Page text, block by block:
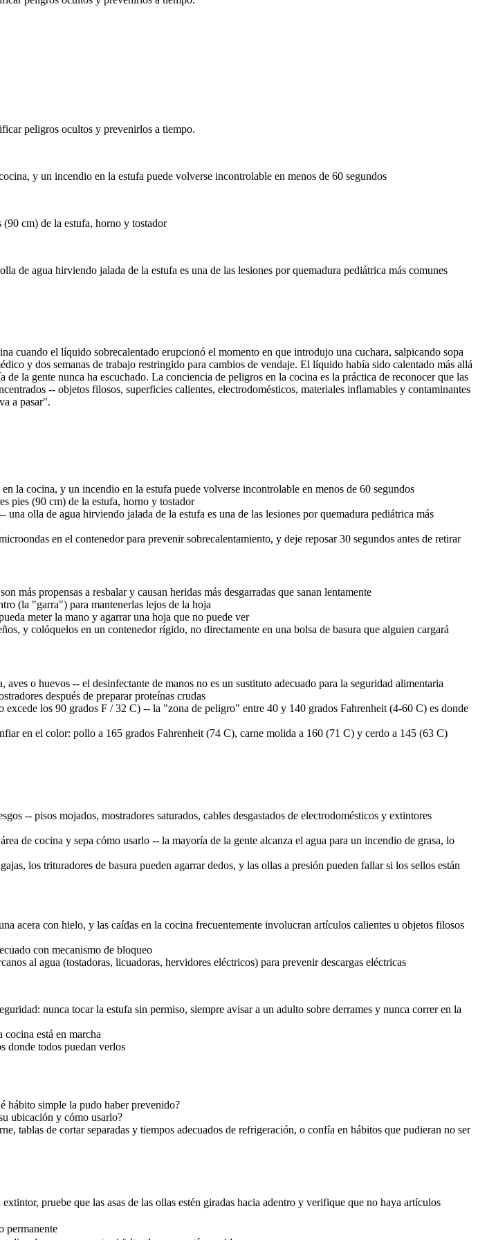
peligros ocultos y prevenirlos a tiempo.
y un incendio en la estufa puede volverse incontrolable en menos de 60 segundos
(90 cm) de la estufa, horno y tostador
de agua hirviendo jalada de la estufa es una de las lesiones por quemadura pediátrica más comunes
cuando el líquido sobrecalentado erupcionó el momento en que introdujo una cuchara, salpicando sopa
y dos semanas de trabajo restringido para cambios de vendaje. El líquido había sido calentado más allá
la gente nunca ha escuchado. La conciencia de peligros en la cocina es la práctica de reconocer que las
-- objetos filosos, superficies calientes, electrodomésticos, materiales inflamables y contaminantes
a pasar".
la cocina, y un incendio en la estufa puede volverse incontrolable en menos de 60 segundos
pies (90 cm) de la estufa, horno y tostador
olla de agua hirviendo jalada de la estufa es una de las lesiones por quemadura pediátrica más
en el contenedor para prevenir sobrecalentamiento, y deje reposar 30 segundos antes de retirar
más propensas a resbalar y causan heridas más desgarradas que sanan lentamente
(la "garra") para mantenerlas lejos de la hoja
meter la mano y agarrar una hoja que no puede ver
y colóquelos en un contenedor rígido, no directamente en una bolsa de basura que alguien cargará
o huevos -- el desinfectante de manos no es un sustituto adecuado para la seguridad alimentaria
después de preparar proteínas crudas
los 90 grados F / 32 C) -- la "zona de peligro" entre 40 y 140 grados Fahrenheit (4-60 C) es donde
en el color: pollo a 165 grados Fahrenheit (74 C), carne molida a 160 (71 C) y cerdo a 145 (63 C)
-- pisos mojados, mostradores saturados, cables desgastados de electrodomésticos y extintores
de cocina y sepa cómo usarlo -- la mayoría de la gente alcanza el agua para un incendio de grasa, lo
los trituradores de basura pueden agarrar dedos, y las ollas a presión pueden fallar si los sellos están
acera con hielo, y las caídas en la cocina frecuentemente involucran artículos calientes u objetos filosos
con mecanismo de bloqueo
al agua (tostadoras, licuadoras, hervidores eléctricos) para prevenir descargas eléctricas
nunca tocar la estufa sin permiso, siempre avisar a un adulto sobre derrames y nunca correr en la
cocina está en marcha
donde todos puedan verlos
hábito simple la pudo haber prevenido?
ubicación y cómo usarlo?
tablas de cortar separadas y tiempos adecuados de refrigeración, o confía en hábitos que pudieran no ser
pruebe que las asas de las ollas estén giradas hacia adentro y verifique que no haya artículos
permanente